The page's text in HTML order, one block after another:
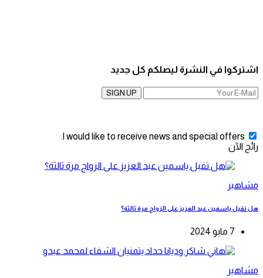
اشتركوا في النشرة ليصلكم كل جديد
SIGN UP
I would like to receive news and special offers.
رائج الآن
مشاهير
هل تقبل ياسمين عبد العزيز على الزواج مرة ثالثة؟
7 مايو 2024
مشاهير